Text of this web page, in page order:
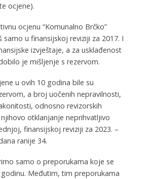
ocjene).
ocjenu “Komunalno Brčko”
samo u finansijskoj reviziji za 2017. I
izvještaje, a za usklađenost
je mišljenje s rezervom.
u ovih 10 godina bile su
a broj uočenih nepravilnosti,
odnosno revizorskih
otklanjanje neprihvatljivo
finansijskoj reviziji za 2023. –
ranije 34.
samo o preporukama koje se
Međutim, tim preporukama